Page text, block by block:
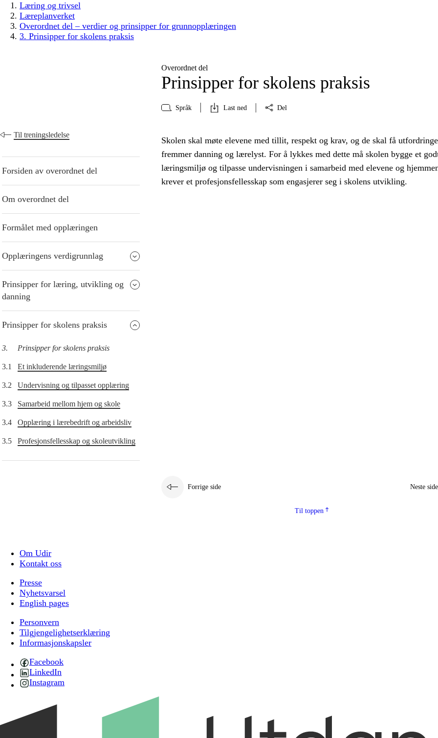
Læring og trivsel
Læreplanverket
Overordnet del – verdier og prinsipper for grunnopplæringen
3. Prinsipper for skolens praksis
Overordnet del
Prinsipper for skolens praksis
Språk Last ned Del
Til treningsledelse
Forsiden av overordnet del
Om overordnet del
Formålet med opplæringen
Opplæringens verdigrunnlag
Prinsipper for læring, utvikling og
danning
Prinsipper for skolens praksis
3. Prinsipper for skolens praksis
3.1 Et inkluderende læringsmiljø
3.2 Undervisning og tilpasset opplæring
3.3 Samarbeid mellom hjem og skole
3.4 Opplæring i lærebedrift og arbeidsliv
3.5 Profesjonsfellesskap og skoleutvikling
Skolen skal møte elevene med tillit, respekt og krav, og de skal få
fremmer danning og lærelyst. For å lykkes med dette må skolen bygge et
læringsmiljø og tilpasse undervisningen i samarbeid med elevene og
krever et profesjonsfellesskap som engasjerer seg i skolens utvikling.
Forrige side Neste side
Til toppen
Om Udir
Kontakt oss
Presse
Nyhetsvarsel
English pages
Personvern
Tilgjengelighetserklæring
Informasjonskapsler
Facebook
LinkedIn
Instagram